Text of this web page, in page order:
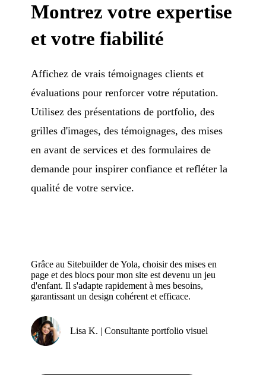
Montrez votre expertise
et votre fiabilité
Affichez de vrais témoignages clients et
évaluations pour renforcer votre réputation.
Utilisez des présentations de portfolio, des
grilles d'images, des témoignages, des mises
en avant de services et des formulaires de
demande pour inspirer confiance et refléter la
qualité de votre service.
Grâce au Sitebuilder de Yola, choisir des mises en
page et des blocs pour mon site est devenu un jeu
d'enfant. Il s'adapte rapidement à mes besoins,
garantissant un design cohérent et efficace.
Lisa K. | Consultante portfolio visuel